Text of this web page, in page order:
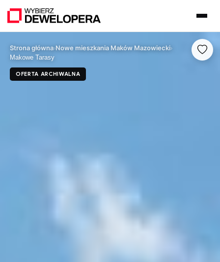
Strona główna›Nowe mieszkania Maków Mazowiecki›
Makowe Tarasy
OFERTA ARCHIWALNA